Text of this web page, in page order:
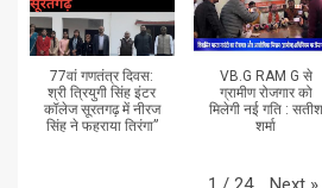
77वां गणतंत्र दिवस:
श्री त्रियुगी सिंह इंटर
कॉलेज सूरतगढ़ में नीरज
सिंह ने फहराया तिरंगा”
VB.G RAM G से
ग्रामीण रोजगार को
मिलेगी नई गति : सतीश
शर्मा